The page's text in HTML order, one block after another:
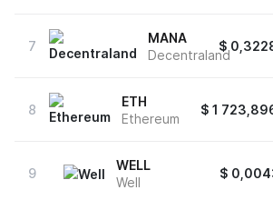
7
MANA
Decentraland
$
8
ETH
Ethereum
$ 1
9
WELL
Well
$